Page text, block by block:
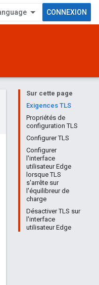
CONNEXION
Sur cette page
Exigences TLS
Propriétés de
configuration TLS
Configurer TLS
Configurer
l'interface
utilisateur Edge
lorsque TLS
s'arrête sur
l'équilibreur de
charge
Désactiver TLS sur
l'interface
utilisateur Edge